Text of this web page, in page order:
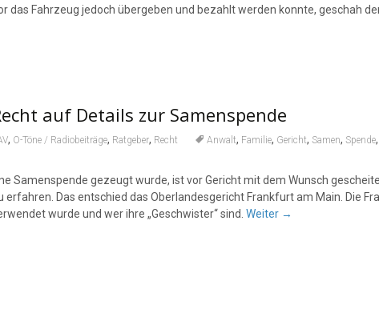
das Fahrzeug jedoch übergeben und bezahlt werden konnte, geschah
auf Details zur Samenspende
, O-Töne / Radiobeiträge, Ratgeber, Recht Anwalt, Familie, Gericht, Samen, Spende,
Samenspende gezeugt wurde, ist vor Gericht mit dem Wunsch
erfahren. Das entschied das Oberlandesgericht Frankfurt am Main. Die
wurde und wer ihre „Geschwister“ sind. Weiter →